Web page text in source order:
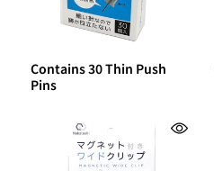
Contains 30 Thin Push
Pins